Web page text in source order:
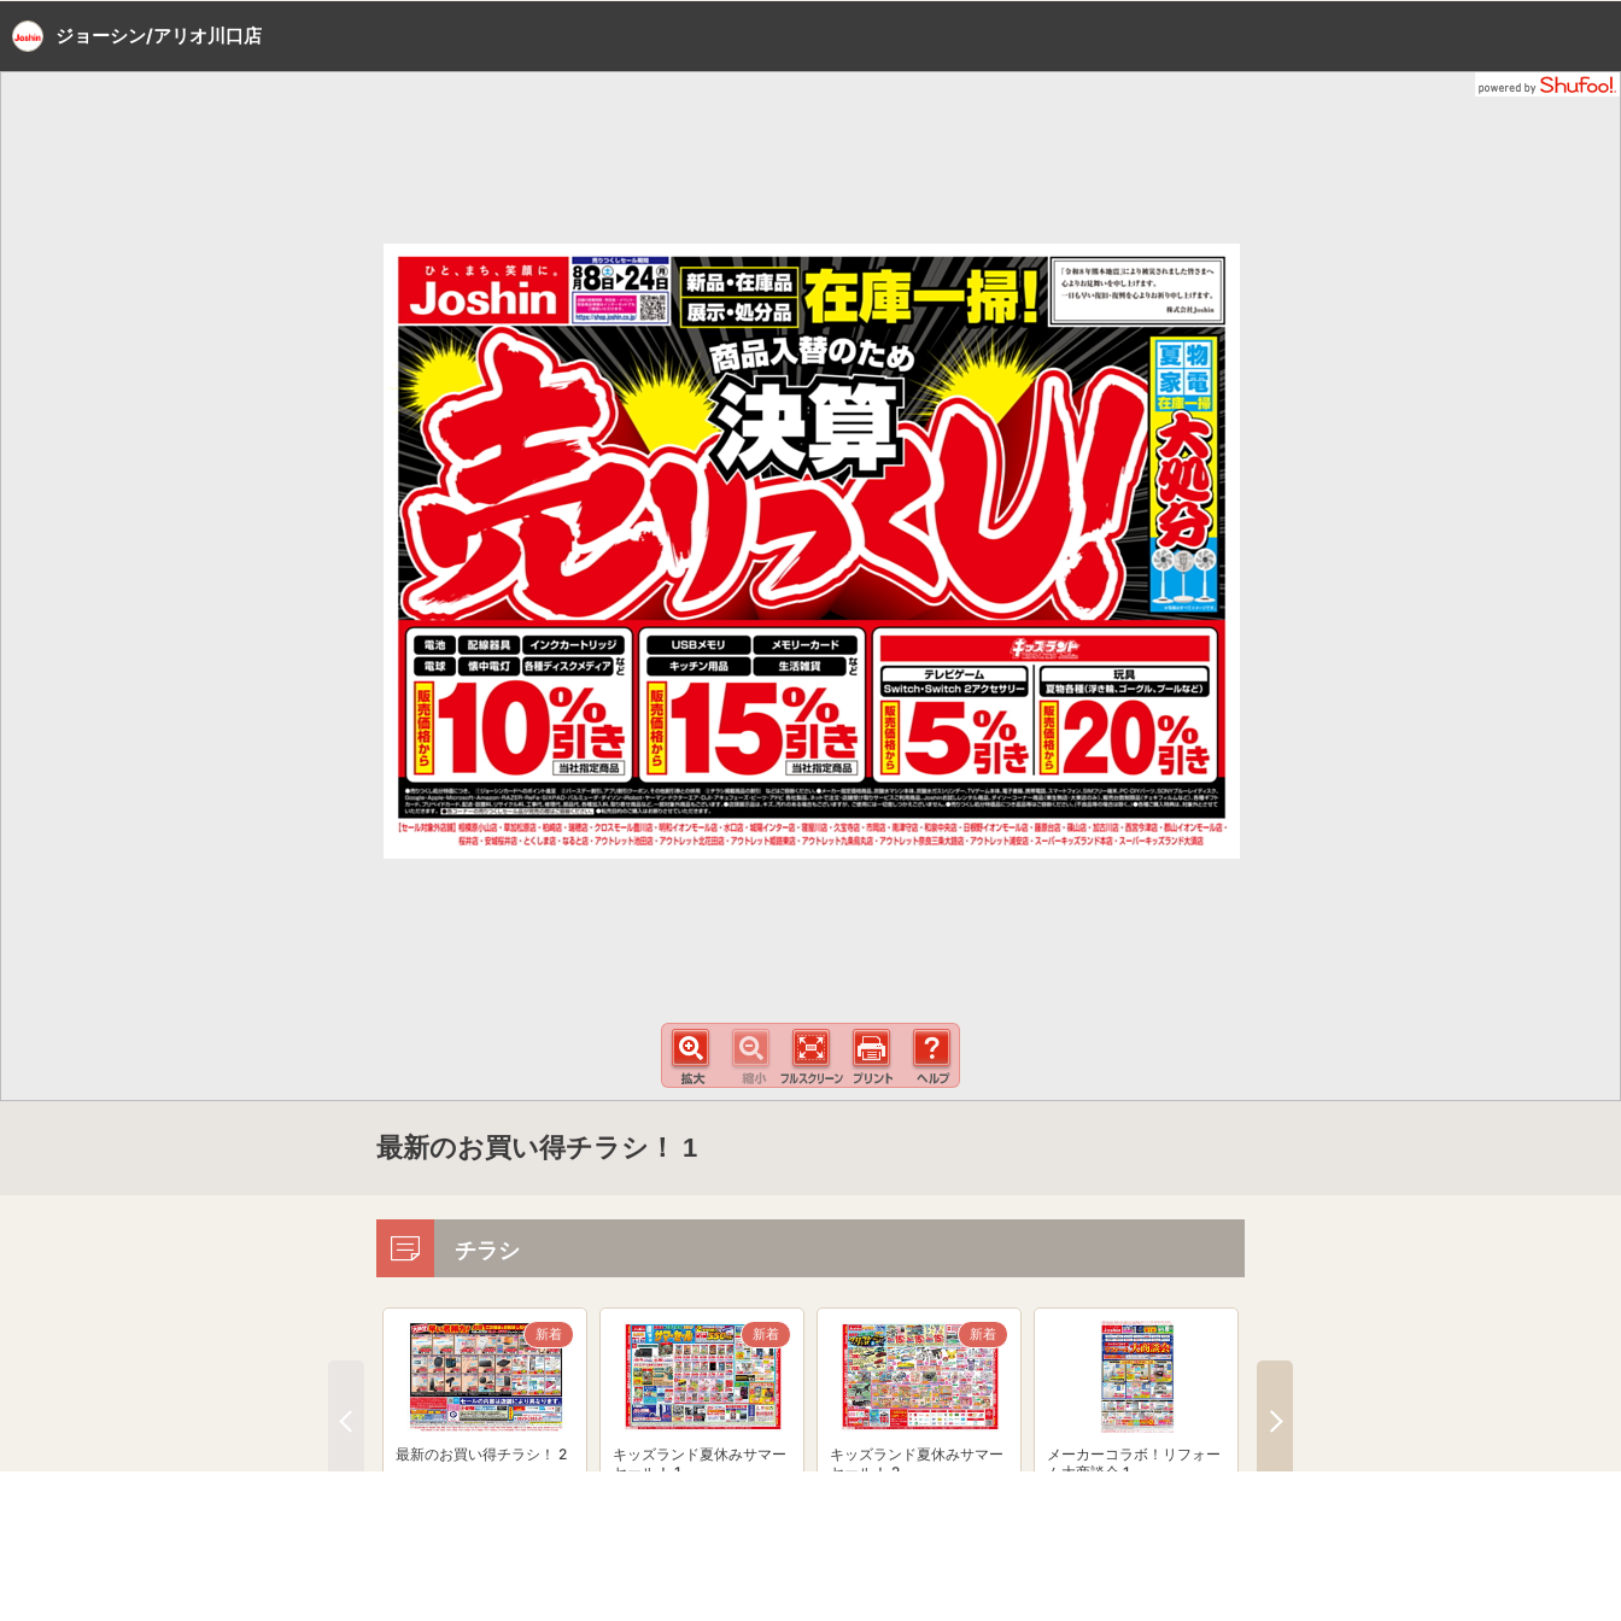
ジョーシン/アリオ川口店
最新のお買い得チラシ！ 1
チラシ
最新のお買い得チラシ！ 2
新着
キッズランド夏休みサマー
セール！ 1
新着
キッズランド夏休みサマー
セール！ 2
新着
メーカーコラボ！リフォー
ム大商談会 1
ム大商談会 2